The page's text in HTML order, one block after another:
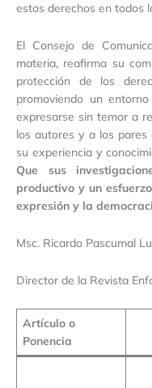
estos derechos en todos
El Consejo de
materia, reafirma su
protección de los
promoviendo un
expresarse sin temor a
los autores y a los pares
su experiencia y
Que sus
productivo y un
expresión y la
Msc. Ricardo Pascumal
Director de la Revista
Artículo o
Ponencia